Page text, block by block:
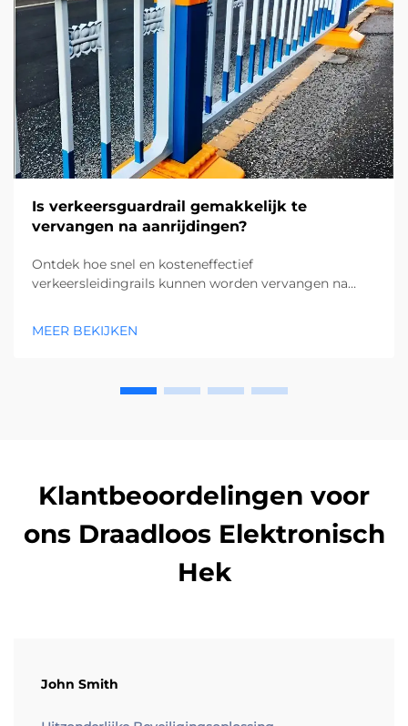
Is verkeersguardrail gemakkelijk te
vervangen na aanrijdingen?
Ontdek hoe snel en kosteneffectief
verkeersleidingrails kunnen worden vervangen na
snelwegveiligheid. Bekijk de volledige uitleg.
MEER BEKIJKEN
Klantbeoordelingen voor
ons Draadloos Elektronisch
Hek
John Smith